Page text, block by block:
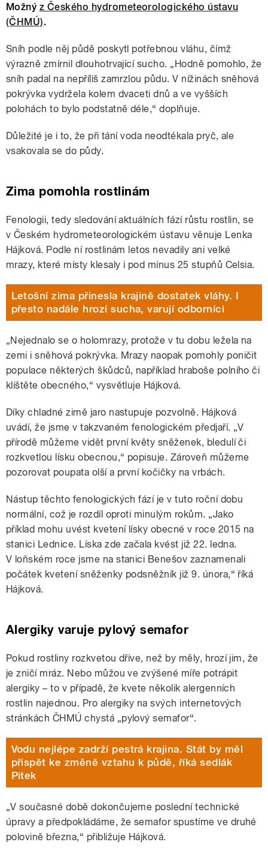
Možný z Českého hydrometeorologického ústavu
(ČHMÚ).
Sníh podle něj půdě poskytl potřebnou vláhu, čímž
výrazně zmírnil dlouhotrvající sucho. „Hodně pomohlo, že
sníh padal na nepříliš zamrzlou půdu. V nížinách sněhová
pokrývka vydržela kolem dvaceti dnů a ve vyšších
polohách to bylo podstatně déle,“ doplňuje.
Důležité je i to, že při tání voda neodtékala pryč, ale
vsakovala se do půdy.
Zima pomohla rostlinám
Fenologii, tedy sledování aktuálních fází růstu rostlin, se
v Českém hydrometeorologickém ústavu věnuje Lenka
Hájková. Podle ní rostlinám letos nevadily ani velké
mrazy, které místy klesaly i pod mínus 25 stupňů Celsia.
Letošní zima přinesla krajině dostatek vláhy. I
přesto nadále hrozí sucha, varují odborníci
„Nejednalo se o holomrazy, protože v tu dobu ležela na
zemi i sněhová pokrývka. Mrazy naopak pomohly poničit
populace některých škůdců, například hraboše polního či
klíštěte obecného,“ vysvětluje Hájková.
Díky chladné zimě jaro nastupuje pozvolně. Hájková
uvádí, že jsme v takzvaném fenologickém předjaří. „V
přírodě můžeme vidět první květy sněženek, bledulí či
rozkvetlou lísku obecnou,“ popisuje. Zároveň můžeme
pozorovat poupata olší a první kočičky na vrbách.
Nástup těchto fenologických fází je v tuto roční dobu
normální, což je rozdíl oproti minulým rokům. „Jako
příklad mohu uvést kvetení lísky obecné v roce 2015 na
stanici Lednice. Líska zde začala kvést již 22. ledna.
V loňském roce jsme na stanici Benešov zaznamenali
počátek kvetení sněženky podsněžník již 9. února,“ říká
Hájková.
Alergiky varuje pylový semafor
Pokud rostliny rozkvetou dříve, než by měly, hrozí jim, že
je zničí mráz. Nebo můžou ve zvýšené míře potrápit
alergiky – to v případě, že kvete několik alergenních
rostlin najednou. Pro alergiky na svých internetových
stránkách ČHMÚ chystá „pylový semafor“.
Vodu nejlépe zadrží pestrá krajina. Stát by měl
přispět ke změně vztahu k půdě, říká sedlák
Pitek
„V současné době dokončujeme poslední technické
úpravy a předpokládáme, že semafor spustíme ve druhé
polovině března,“ přibližuje Hájková.